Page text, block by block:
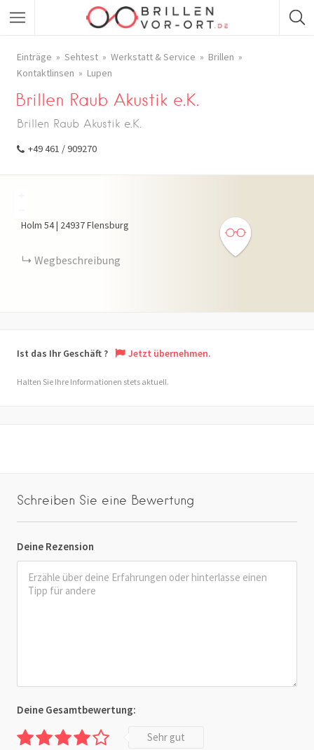
Einträge Sehtest Werkstatt & Service
Brillen
Kontaktlinsen
Lupen
Brillen Raub Akustik e.K.
Brillen Raub Akustik e.K.
+49 461 / 909270
Holm 54| 24937Flensburg
Wegbeschreibung
Ist das Ihr Geschäft ? Jetzt übernehmen.
Halten Sie Ihre Informationen stets aktuell.
Schreiben Sie eine Bewertung
Deine Rezension
Deine Gesamtbewertung:
Sehr gut